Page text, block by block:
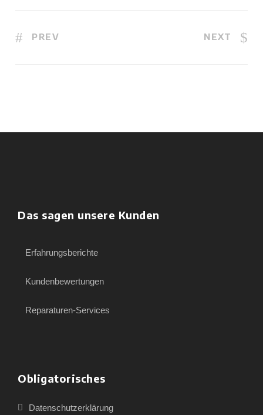
PREV NEXT
Das sagen unsere Kunden
Erfahrungsberichte
Kundenbewertungen
Reparaturen-Services
Obligatorisches
Datenschutzerklärung